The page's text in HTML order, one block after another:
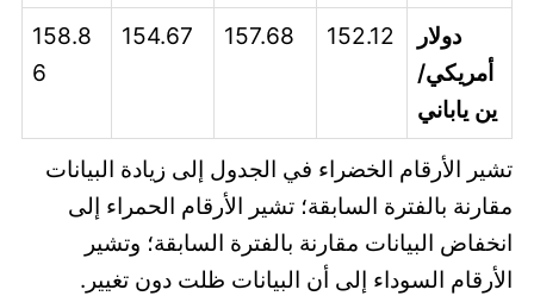
دولار
أمريكي/
ين ياباني
152.12
157.68
154.67
158.8
6
تشير الأرقام الخضراء في الجدول إلى زيادة البيانات
مقارنة بالفترة السابقة؛ تشير الأرقام الحمراء إلى
انخفاض البيانات مقارنة بالفترة السابقة؛ وتشير
الأرقام السوداء إلى أن البيانات ظلت دون تغيير.